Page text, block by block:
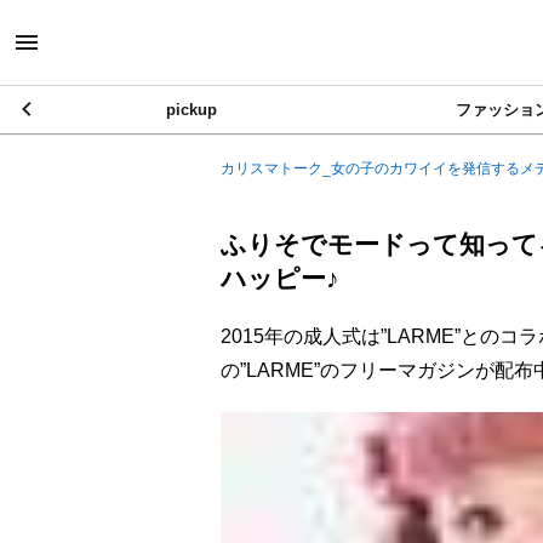
pickup ファッショ
カリスマトーク_女の子のカワイイを発信するメ
ふりそでモードって知っ
ハッピー♪
2015年の成人式は”LARME”とのコ
の”LARME”のフリーマガジンが配